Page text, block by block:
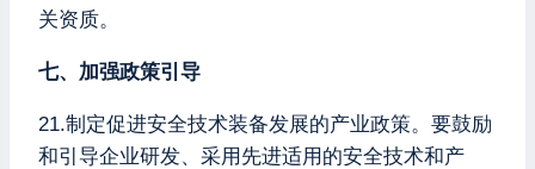
关资质。
七、加强政策引导
21.制定促进安全技术装备发展的产业政策。要鼓励
和引导企业研发、采用先进适用的安全技术和产